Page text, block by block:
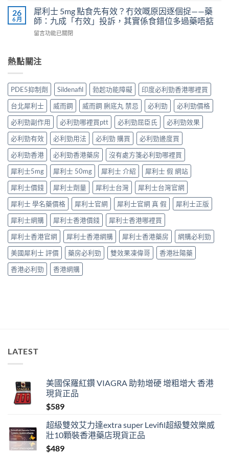
實
證
告
真
相，
孕
男
性
必
讀〉
中
3
位
網
友
實
體
＋
醫
學
真
相
大
公
開〉
中
非）
效
果、
服
印
20〉
中
果
凍
用
法
作
凍
威
嘅
速
效
話
術
要
打
折
讀〉
中
26
6 月
犀利士 5mg 點食先有效？冇效嘅原因逐個捉——藥
師：九成「冇效」投訴，其實係食錯位多過藥唔掂
在
士
5mg
食
先
有
效？
冇
效
嘅
原
因
逐
個
捉
——
藥
師：
九
成
「冇
效」
投
訴，
其
實
掂〉
留言功能已關閉
熱點關注
PDE5抑制劑 Sildenafil 勃起功能障礙
印度必利勁香港哪裡買
台北犀利士
威而鋼 威而鋼 脷底丸 禁忌 必利勁
必利勁價格
必利勁副作用
必利勁哪裡買ptt 必利勁屈臣氏
必利勁效果
必利勁有效
必利勁用法 必利勁 購買
必利勁邊度買
必利勁香港
必利勁香港藥房
沒有處方箋必利勁哪裡買
犀利士5mg
犀利士 50mg 犀利士 介紹
犀利士 假 網站
犀利士價錢
犀利士劑量 犀利士台灣
犀利士台灣官網
犀利士 學名藥價格
犀利士官網 犀利士官網 真 假
犀利士正版
犀利士網購
犀利士香港價錢
犀利士香港哪裡買
犀利士香港官網
犀利士香港網購 犀利士香港藥房
網購必利勁
美國犀利士 評價
藥房必利勁 雙效果凍偉哥
香港壯陽藥
香港必利勁
香港網購
LATEST
美國保羅紅鑽 VIAGRA 助勃增硬 增粗增大 香港
現貨正品
$589
超級雙效艾力達extra super Levifil超級雙效樂威
壯10顆裝香港藥店現貨正品
$489